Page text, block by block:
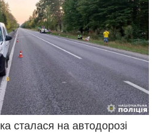
сталася на автодорозі